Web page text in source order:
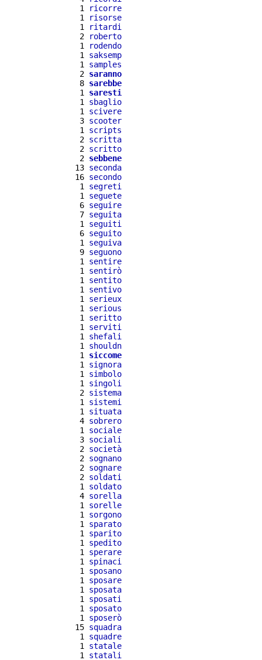
  1
ricorre
  1
risorse
  1
ritardi
  2
roberto
  1
rodendo
  1
saksemp
  1
samples
  2
saranno
  8
sarebbe
  1
saresti
  1
sbaglio
  1
scivere
  3
scooter
  1
scripts
  2
scritta
  2
scritto
  2
sebbene
13 seconda
16 secondo
  1
segreti
  1
seguete
  6
seguire
  7
seguita
  1
seguiti
  6
seguito
  1
seguiva
  9
seguono
  1
sentire
  1
sentirò
  1
sentito
  1
sentivo
  1
serieux
  1
serious
  1
seritto
  1
serviti
  1
shefali
  1
shouldn
  1
siccome
  1
signora
  1
simbolo
  1
singoli
  2
sistema
  1
sistemi
  1
situata
  4
sobrero
  1
sociale
  3
sociali
  2
società
  2
sognano
  2
sognare
  2
soldati
  1
soldato
  4
sorella
  1
sorelle
  1
sorgono
  1
sparato
  1
sparito
  1
spedito
  1
sperare
  1
spinaci
  1
sposano
  1
sposare
  1
sposata
  1
sposati
  1
sposato
  1
sposerò
15 squadra
  1
squadre
  1
statale
  1
statali